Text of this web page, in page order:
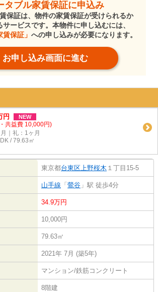
タブル家賃保証に申込み
保証は、物件の家賃保証が受けられるか
ービスです。本物件に申し込むには、
賃保証」 への申し込みが必要になります。
お申し込み画面に進む
円 NEW
共益費 10,000円)
｜礼：1ヶ月
/ 79.63㎡
東京都台東区上野桜木 １丁目15-5
山手線 「 鶯谷 」駅 徒歩4分
34.9万円
10,000円
79.63㎡
2021年 7月 (築5年)
マンション/鉄筋コンクリート
8階建